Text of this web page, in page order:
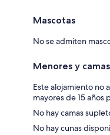
Mascotas
No se admiten
Menores y
Este alojamiento no
mayores de 15
No hay camas
No hay cunas